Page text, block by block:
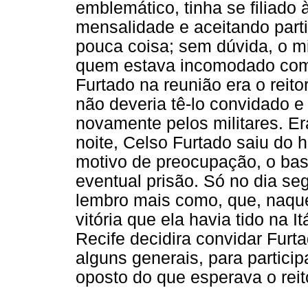
emblemático, tinha se filiado
mensalidade e aceitando
pouca coisa; sem dúvida, o
quem estava incomodado
Furtado na reunião era o
não deveria tê-lo convidado
novamente pelos militares.
noite, Celso Furtado saiu do
motivo de preocupação, o
eventual prisão. Só no dia
lembro mais como, que,
vitória que ela havia tido na
Recife decidira convidar
alguns generais, para
oposto do que esperava o